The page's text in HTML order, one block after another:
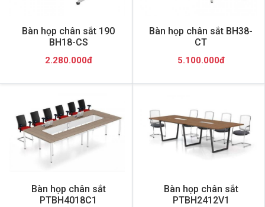
Bàn họp chân sắt 190
BH18-CS
2.280.000đ
Bàn họp chân sắt BH38-
CT
5.100.000đ
Bàn họp chân sắt
PTBH4018C1
Bàn họp chân sắt
PTBH2412V1